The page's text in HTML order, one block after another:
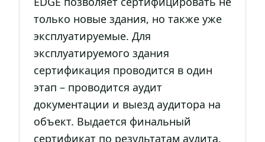
только новые здания, но также уже
эксплуатируемые. Для
эксплуатируемого здания
сертификация проводится в один
этап – проводится аудит
документации и выезд аудитора на
объект. Выдается финальный
сертификат по результатам аудита.